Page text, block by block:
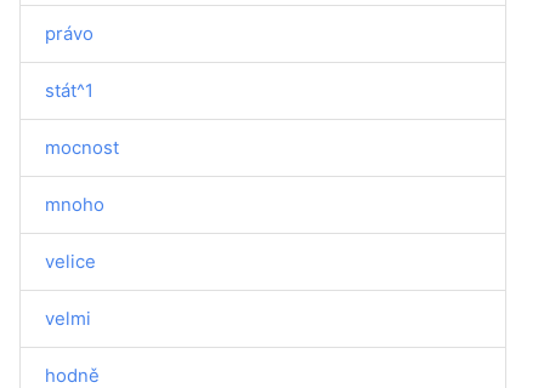
právo
stát^1
mocnost
mnoho
velice
velmi
hodně